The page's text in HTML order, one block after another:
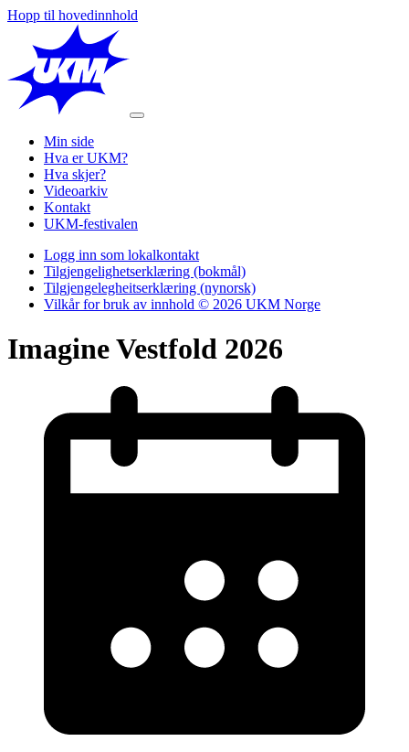
Hopp til hovedinnhold
Min side
Hva er UKM?
Hva skjer?
Videoarkiv
Kontakt
UKM-festivalen
Logg inn som lokalkontakt
Tilgjengelighetserklæring (bokmål)
Tilgjengelegheitserklæring (nynorsk)
Vilkår for bruk av innhold © 2026 UKM Norge
Imagine Vestfold 2026